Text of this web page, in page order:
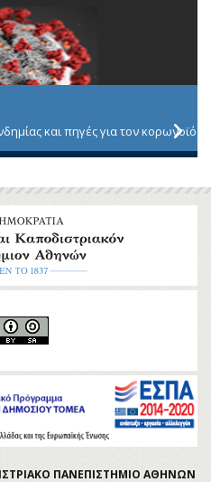
και πηγές για τον κορωνοϊό
ΠΑΝΕΠΙΣΤΗΜΙΟ ΑΘΗΝΩΝ